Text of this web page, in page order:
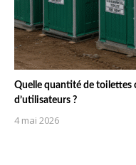
Quelle quantité de toilettes
d’utilisateurs ?
4 mai 2026